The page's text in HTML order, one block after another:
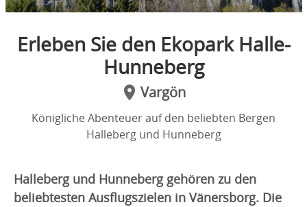
Erleben Sie den Ekopark Halle-
Hunneberg
Vargön
Königliche Abenteuer auf den beliebten Bergen
Halleberg und Hunneberg
Halleberg und Hunneberg gehören zu den
beliebtesten Ausflugszielen in Vänersborg. Die